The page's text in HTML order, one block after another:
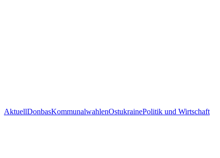
AktuellDonbasKommunalwahlenOstukrainePolitik und Wirtschaft